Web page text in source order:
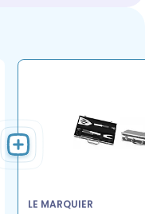
LE MARQUIER